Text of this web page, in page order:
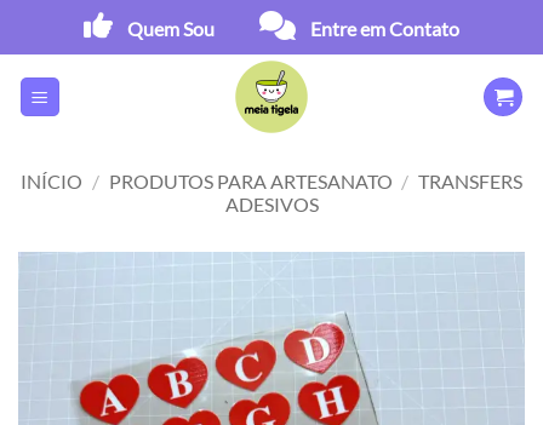
content
Quem Sou Entre em Contato
INÍCIO / PRODUTOS PARA ARTESANATO / TRANSFERS
ADESIVOS